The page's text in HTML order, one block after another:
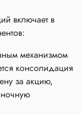
включает в
механизмом
консолидация
за акцию,